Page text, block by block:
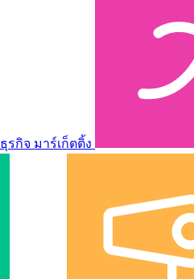
ธุรกิจ มาร์เก็ตติ้ง